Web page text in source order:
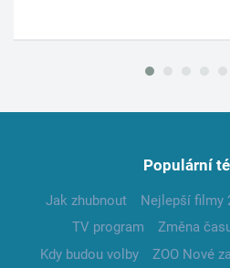
Populární
Jak zhubnout Nejlepší filmy
TV program
Změna
Kdy budou volby
ZOO Nové